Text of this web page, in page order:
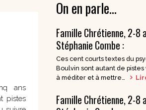
Musique et Chants /
CD pour prier
CD Histoire de
CD Petites
Conférences
CD Parcours
Vie
ans
pistes
On en parle…
Famille Chrétienne, 2-8
Stéphanie Combe :
Ces cent courts textes du
Boulvin sont autant de pistes
à méditer et à mettre…
Famille Chrétienne, 2-8